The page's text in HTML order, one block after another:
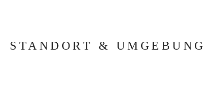
STANDORT & UMGEBUNG